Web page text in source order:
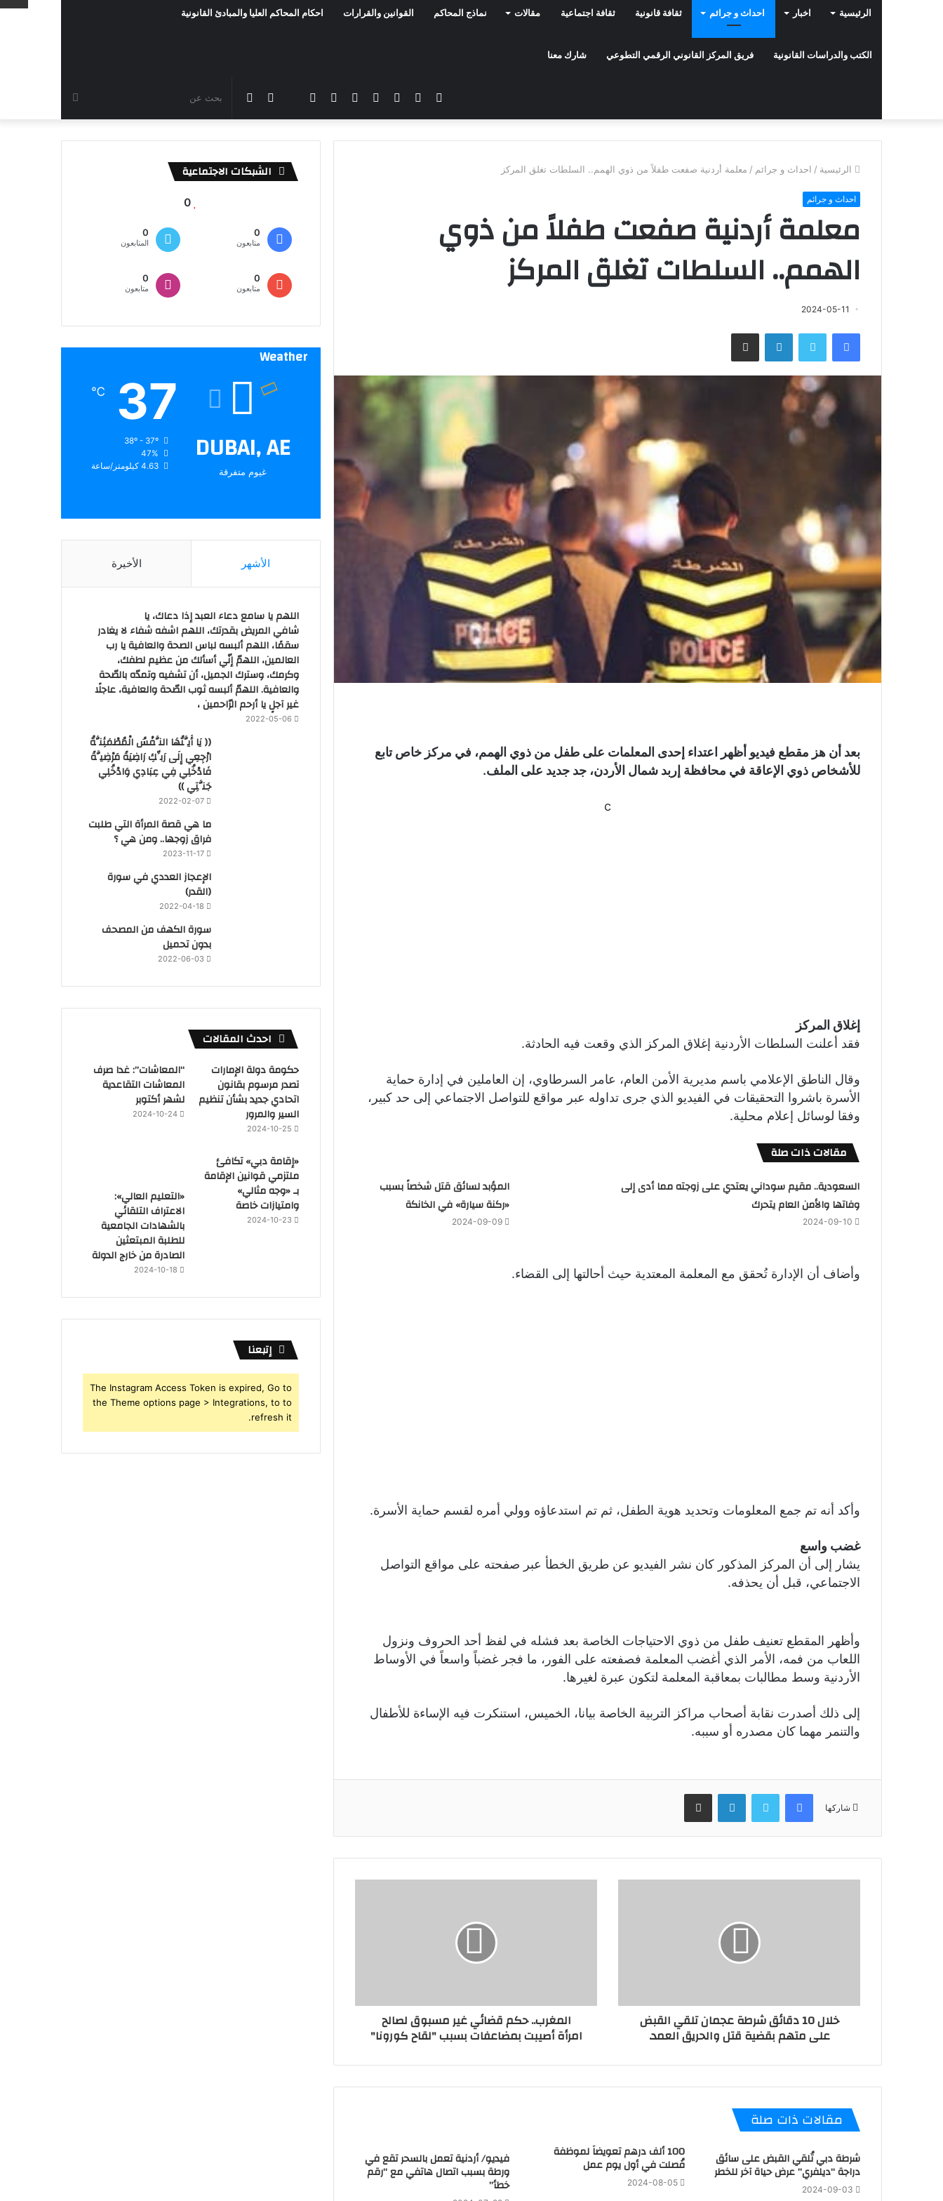
الرئيسية اخبار احداث و جرائم ثقافة قانونية ثقافة اجتماعية مقالات نماذج المحاكم القوانين والقرارات احكام المحاكم العليا والمبادئ القانونية
الكتب والدراسات القانونية فريق المركز القانوني الرقمي التطوعي شارك معنا
عن
الوضع
المظلم
مقال
عشوائي
سناب
شات
تيلقرام سناب
تشات
انستقرام يوتيوب تويترفيسبوك
الرئيسية / احداث و جرائم / معلمة أردنية صفعت طفلاً من ذوي الهمم.. السلطات تغلق المركز
احداث و جرائم
معلمة أردنية صفعت طفلاً من ذوي
الهمم.. السلطات تغلق المركز
2024-05-11
فيسبوك تويتر لينكدإن مشاركة عبر البريد
بعد أن هز مقطع فيديو أظهر اعتداء إحدى المعلمات على طفل من ذوي الهمم، في مركز خاص تابع
للأشخاص ذوي الإعاقة في محافظة إربد شمال الأردن، جد جديد على الملف.
c
إغلاق المركز
فقد أعلنت السلطات الأردنية إغلاق المركز الذي وقعت فيه الحادثة.
وقال الناطق الإعلامي باسم مديرية الأمن العام، عامر السرطاوي، إن العاملين في إدارة حماية
الأسرة باشروا التحقيقات في الفيديو الذي جرى تداوله عبر مواقع للتواصل الاجتماعي إلى حد كبير،
وفقا لوسائل إعلام محلية.
مقالات ذات صلة
السعودية.. مقيم سوداني يعتدي على زوجته مما أدى إلى
وفاتها والأمن العام يتحرك
2024-09-10
المؤبد لسائق قتل شخصاً بسبب
«ركنة سيارة» في الخانكة
2024-09-09
وأضاف أن الإدارة تُحقق مع المعلمة المعتدية حيث أحالتها إلى القضاء.
وأكد أنه تم جمع المعلومات وتحديد هوية الطفل، ثم تم استدعاؤه وولي أمره لقسم حماية الأسرة.
غضب واسع
يشار إلى أن المركز المذكور كان نشر الفيديو عن طريق الخطأ عبر صفحته على مواقع التواصل
الاجتماعي، قبل أن يحذفه.
وأظهر المقطع تعنيف طفل من ذوي الاحتياجات الخاصة بعد فشله في لفظ أحد الحروف ونزول
اللعاب من فمه، الأمر الذي أغضب المعلمة فصفعته على الفور، ما فجر غضباً واسعاً في الأوساط
الأردنية وسط مطالبات بمعاقبة المعلمة لتكون عبرة لغيرها.
إلى ذلك أصدرت نقابة أصحاب مراكز التربية الخاصة بيانا، الخميس، استنكرت فيه الإساءة للأطفال
والتنمر مهما كان مصدره أو سببه.
شاركها
فيسبوك تويتر لينكدإن مشاركة عبر البريد
خلال 10 دقائق شرطة عجمان تلقي القبض
على متهم بقضية قتل والحريق العمد.
المغرب.. حكم قضائي غير مسبوق لصالح
امرأة أصيبت بمضاعفات بسبب "لقاح كورونا"
مقالات ذات صلة
شرطة دبي تُلقي القبض على سائق
دراجة “ديلفري” عرض حياة آخر للخطر
2024-09-03
100 ألف درهم تعويضاً لموظفة
فُصلت في أول يوم عمل
2024-08-05
فيديو/ أردنية تعمل بالسحر تقع في
ورطة بسبب اتصال هاتفي مع “رقم
خطأ”
الشبكات الاجتماعية
0
0
متابعون
0
المتابعون
0
متابعون
0
متابعون
Weather
DUBAI, AE
غيوم متفرقة
37
℃
38º - 37º
47%
4.63 كيلومتر/ساعة
الأشهر الأخيرة
اللهم يا سامع دعاء العبد إذا دعاك، يا
شافي المريض بقدرتك، اللهم اشفه شفاء لا يغادر
سقمًا، اللهم ألبسه لباس الصحة والعافية يا رب
العالمين، اللهمّ إنّي أسألك من عظيم لطفك،
وكرمك، وسترك الجميل، أن تشفيه وتمدّه بالصّحة
والعافية. اللهمّ ألبسه ثوب الصّحة والعافية، عاجلًا
غير آجلٍ يا أرحم الرّاحمين ،
2022-05-06
(( يَا أَيَّتُهَا النَّفْسُ الْمُطْمَئِنَّةُ
ارْجِعِي إِلَى رَبِّكِ رَاضِيَةً مَرْضِيَّةً
فَادْخُلِي فِي عِبَادِي وَادْخُلِي
جَنَّتِي ))
2022-02-07
ما هي قصة المرأة التي طلبت
فراق زوجها.. ومن هي ؟
2023-11-17
‏الإعجاز العددي في سورة
(القدر)
2022-04-18
سورة الكهف من المصحف
بدون تحميل
2022-06-03
احدث المقالات
حكومة دولة الإمارات
تصدر مرسوم بقانون
اتحادي جديد بشأن تنظيم
السير والمرور
2024-10-25
“المعاشات”: غدا صرف
المعاشات التقاعدية
لشهر أكتوبر
2024-10-24
«إقامة دبي» تكافئ
ملتزمي قوانين الإقامة
بـ «وجه مثالي»
وامتيازات خاصة
2024-10-23
«التعليم العالي»:
الاعتراف التلقائي
بالشهادات الجامعية
للطلبة المبتعثين
الصادرة من خارج الدولة
2024-10-18
إتبعنا
The Instagram Access Token is expired, Go to
the Theme options page > Integrations, to to
refresh it.